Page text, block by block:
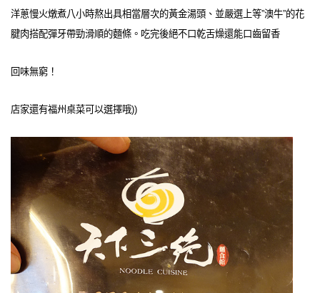
洋蔥慢火燉煮八小時熬出具相當層次的黃金湯頭、並嚴選上等”澳牛”的花
腱肉搭配彈牙帶勁滑順的麵條。吃完後絕不口乾舌燥還能口齒留香
回味無窮！
店家還有福州桌菜可以選擇哦))